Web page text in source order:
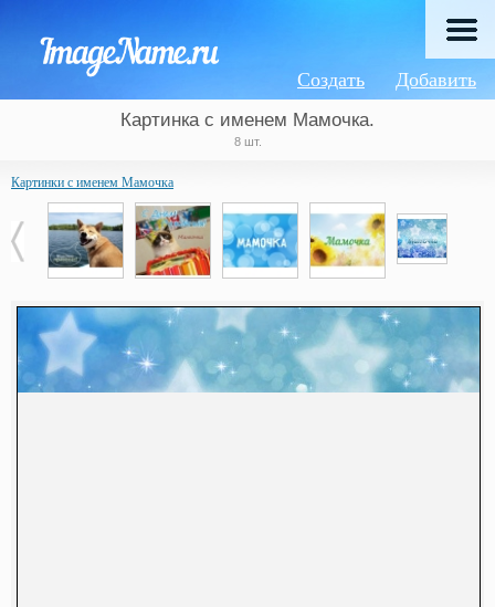
Добавить
Создать
Картинка с именем Мамочка.
8 шт.
Картинки с именем Мамочка